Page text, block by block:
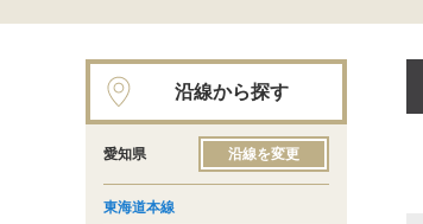
沿線から探す
愛知県 沿線を変更
東海道本線